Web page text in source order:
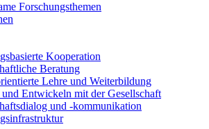
Forschungsthemen
Kooperation
Beratung
Lehre und Weiterbildung
und Entwickeln mit der Gesellschaft
und -kommunikation